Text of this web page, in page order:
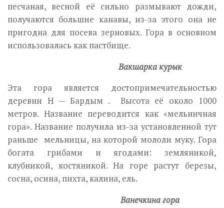
песчаная, весной её сильно размывают дожди,
получаются большие канавы, из-за этого она не
пригодна для посева зерновых. Гора в основном
использовалась как пастбище.
Вакшарка курык
Эта гора является достопримечательностью
деревни Н — Бардым . Высота её около 1000
метров. Название переводится как «мельничная
гора». Название получила из-за установленной тут
раньше мельницы, на которой мололи муку. Гора
богата грибами и ягодами: земляникой,
клубникой, костяникой. На горе растут березы,
сосна, осина, пихта, калина, ель.
Ванечкина гора